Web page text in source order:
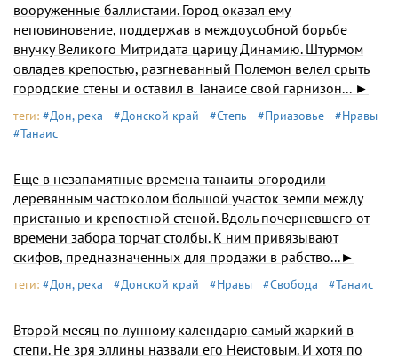
вооруженные баллистами. Город оказал ему
неповиновение, поддержав в междоусобной борьбе
внучку Великого Митридата царицу Динамию. Штурмом
овладев крепостью, разгневанный Полемон велел срыть
городские стены и оставил в Танаисе свой гарнизон... ►
теги: #Дон, река #Донской край #Степь #Приазовье
#Нравы
#Танаис
Еще в незапамятные времена танаиты огородили
деревянным частоколом большой участок земли между
пристанью и крепостной стеной. Вдоль почерневшего от
времени забора торчат столбы. К ним привязывают
скифов, предназначенных для продажи в рабство...►
теги: #Дон, река #Донской край #Нравы #Свобода #Танаис
Второй месяц по лунному календарю самый жаркий в
степи. Не зря эллины назвали его Неистовым. И хотя по